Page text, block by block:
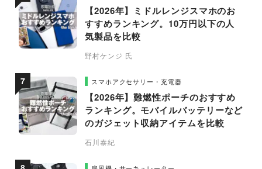
【2026年】ミドルレンジスマホのお
すすめランキング。10万円以下の人
気製品を比較
野村ケンジ 氏
スマホアクセサリー・充電器
【2026年】難燃性ポーチのおすすめ
ランキング。モバイルバッテリーなど
のガジェット収納アイテムを比較
石川泰紀